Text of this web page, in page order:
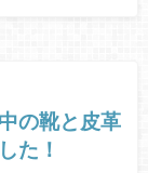
の靴と皮革
た！